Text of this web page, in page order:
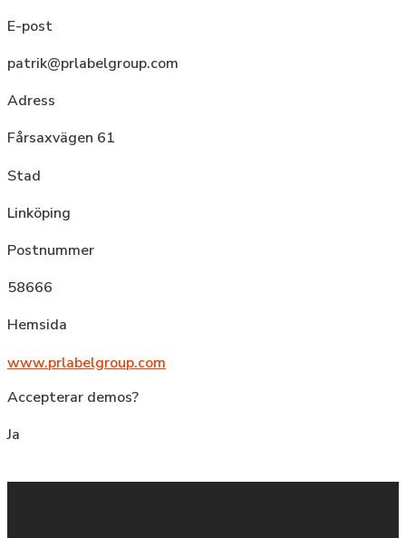
E-post
patrik@prlabelgroup.com
Adress
Fårsaxvägen 61
Stad
Linköping
Postnummer
58666
Hemsida
www.prlabelgroup.com
Accepterar demos?
Ja